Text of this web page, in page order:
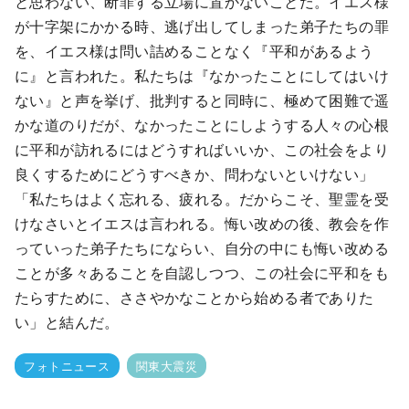
が十字架にかかる時、逃げ出してしまった弟子たちの罪
を、イエス様は問い詰めることなく『平和があるよう
に』と言われた。私たちは『なかったことにしてはいけ
ない』と声を挙げ、批判すると同時に、極めて困難で遥
かな道のりだが、なかったことにしようする人々の心根
に平和が訪れるにはどうすればいいか、この社会をより
良くするためにどうすべきか、問わないといけない」
「私たちはよく忘れる、疲れる。だからこそ、聖霊を受
けなさいとイエスは言われる。悔い改めの後、教会を作
っていった弟子たちにならい、自分の中にも悔い改める
ことが多々あることを自認しつつ、この社会に平和をも
たらすために、ささやかなことから始める者でありた
い」と結んだ。
フォトニュース 関東大震災